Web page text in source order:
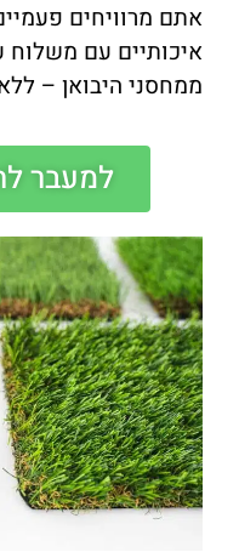
אתם מרוויחים
איכותיים עם משלוח
ממחסני היבואן –
למעבר